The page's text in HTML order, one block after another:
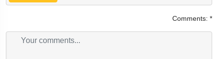
Comments: *